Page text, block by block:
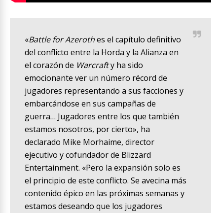
«Battle for Azerothes el capítulo definitivo
del conflicto entre la Horda y la Alianza en
el corazón de Warcrafty ha sido
emocionante ver un número récord de
jugadores representando a sus facciones y
embarcándose en sus campañas de
guerra… Jugadores entre los que también
estamos nosotros, por cierto», ha
declarado Mike Morhaime, director
ejecutivo y cofundador de Blizzard
Entertainment. «Pero la expansión solo es
el principio de este conflicto. Se avecina más
contenido épico en las próximas semanas y
estamos deseando que los jugadores